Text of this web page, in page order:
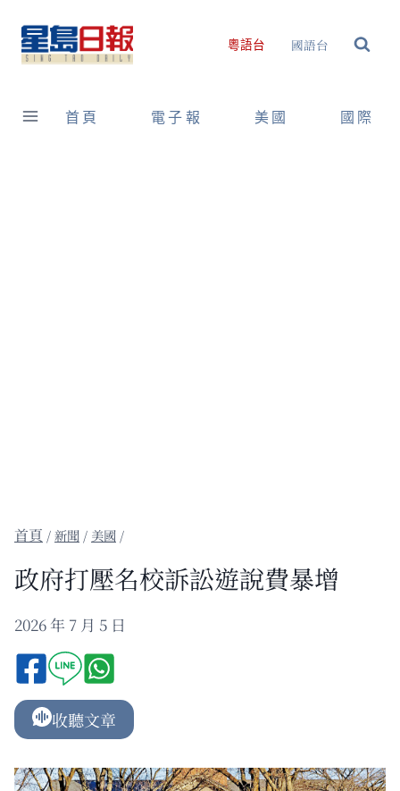
content
粵語台 國語台
首頁 電子報 美國 國際
/新聞 / 美國 /
政府打壓名校訴訟遊說費暴增
2026 年 7 月 5 日
收聽文章